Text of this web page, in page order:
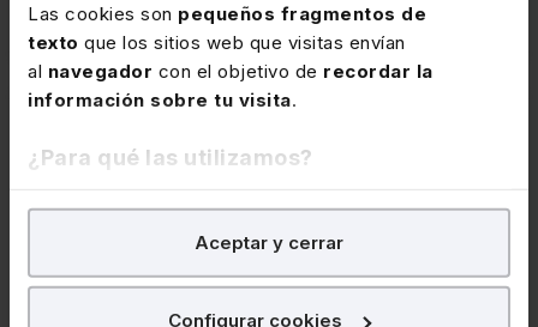
Las cookies son pequeños fragmentos de
texto que los sitios web que visitas envían
al navegador con el objetivo de recordar la
información sobre tu visita.
¿Para qué las utilizamos?
En Lefebvre utilizamos las cookies confines
para tratar demejorar tu experiencia
nuestra página web. También con fines publicitarios,
Aceptar y cerrar
Configurar cookies
Jaime Pavía Nocete